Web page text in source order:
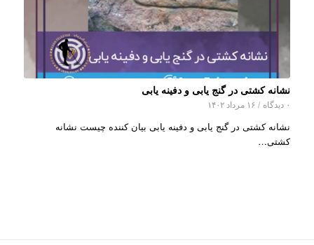
نشانه کشتی در گنج یابی و دفینه یابی
۰ دیدگاه / ۱۶ مرداد ۱۴۰۲
نشانه کشتی در گنج یابی و دفینه یابی بیان کننده چیست نشانه
کشتی…